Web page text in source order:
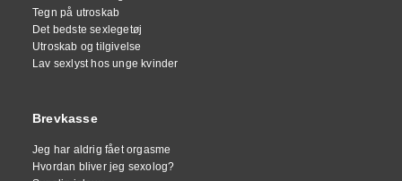
Tegn på utroskab
Det bedste sexlegetøj
Utroskab og tilgivelse
Lav sexlyst hos unge kvinder
Brevkasse
Jeg har aldrig fået orgasme
Hvordan bliver jeg sexolog?